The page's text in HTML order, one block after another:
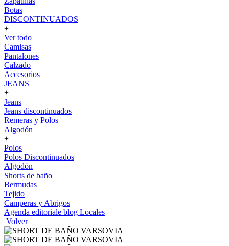
Botas
DISCONTINUADOS
+
Ver todo
Camisas
Pantalones
Calzado
Accesorios
JEANS
+
Jeans
Jeans discontinuados
Remeras y Polos
Algodón
+
Polos
Polos Discontinuados
Algodón
Shorts de baño
Bermudas
Tejido
Camperas y Abrigos
Agenda editoriale blog Locales
Volver